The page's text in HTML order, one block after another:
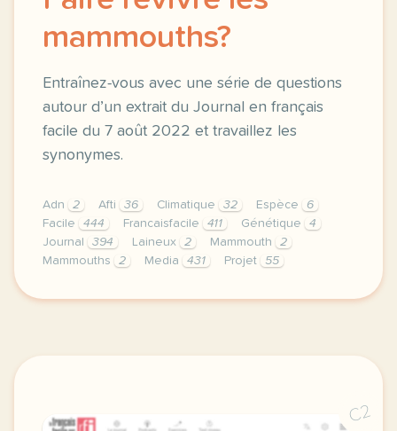
mammouths?
Entraînez-vous avec une série de questions
autour d’un extrait du Journal en français
facile du 7 août 2022 et travaillez les
synonymes.
Adn 2 Afti 36 Climatique 32 Espèce
6
Facile
444 Francaisfacile 411 Génétique
4
Journal
394 Laineux 2 Mammouth
2
Mammouths
2 Media 431 Projet 55
exercice b2 faire revivre les mammouths
C2